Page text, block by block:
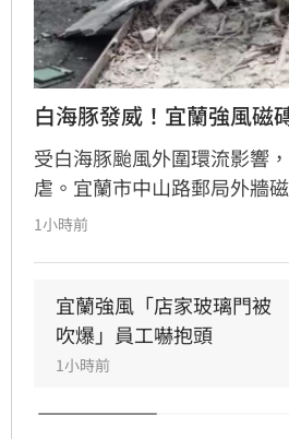
白海豚發威！宜蘭強風磁
受白海豚颱風外圍環流影響
虐。宜蘭市中山路郵局外牆
剝落，武營街亦發生磁磚砸
全面停駛。
1小時前
宜蘭強風「店家玻璃門被
吹爆」員工嚇抱頭
1小時前